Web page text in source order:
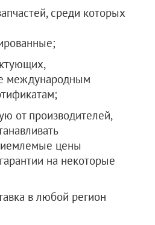
среди которых
международным
от производителей,
цены
на некоторые
в любой регион